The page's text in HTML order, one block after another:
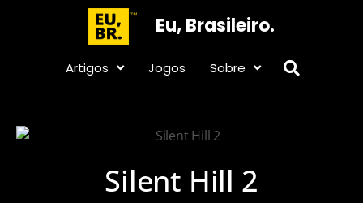
Eu, Brasileiro.
Artigos Jogos Sobre
Silent Hill 2